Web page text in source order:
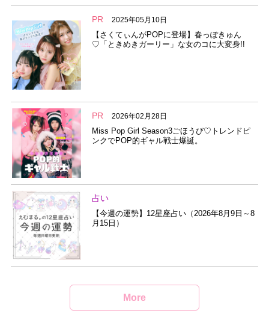
PR 2025年05月10日
【さくてぃんがPOPに登場】春っぽきゅん
♡「ときめきガーリー」な女のコに大変身!!
PR 2026年02月28日
Miss Pop Girl Season3ごほうび♡トレンドピ
ンクでPOP的ギャル戦士爆誕。
占い
【今週の運勢】12星座占い（2026年8月9日～8
月15日）
More